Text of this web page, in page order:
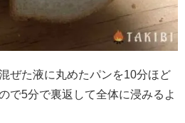
ぜた液に丸めたパンを10分ほど
で5分で裏返して全体に浸みるよ